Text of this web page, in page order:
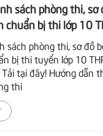
sách phòng thi,
chuẩn bị thi lớp 10
sách phòng thi, sơ đồ
thi tuyển lớp 10 THPT
thí sinh: Tải tại đây!
thi